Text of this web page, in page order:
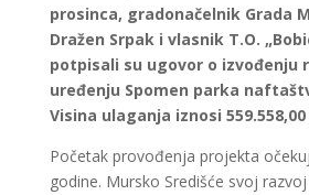
prosinca, gradonačelnik Grada
Dražen Srpak i vlasnik T.O.
potpisali su ugovor o izvođenju
uređenju Spomen parka
Visina ulaganja iznosi
Početak provođenja projekta
godine. Mursko Središće svoj